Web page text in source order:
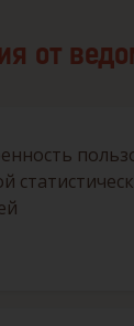
от